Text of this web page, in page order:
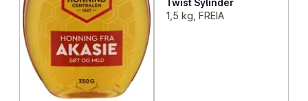
Twist Sylinder
1,5 kg, FREIA